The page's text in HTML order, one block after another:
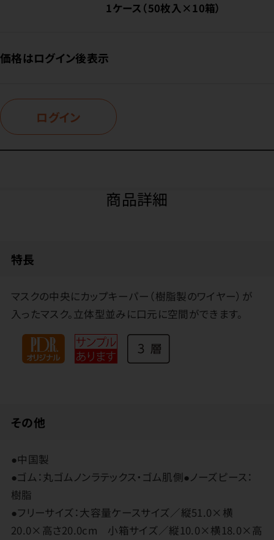
1ケース（50枚入×10箱）
価格はログイン後表示
ログイン
商品詳細
特長
マスクの中央にカップキーパー（樹脂製のワイヤー）が
入ったマスク。立体型並みに口元に空間ができます。
その他
●中国製
●ゴム：丸ゴムノンラテックス・ゴム肌側●ノーズピース：
樹脂
●フリーサイズ：大容量ケースサイズ／縦51.0×横
20.0×高さ20.0cm 小箱サイズ／縦10.0×横18.0×高